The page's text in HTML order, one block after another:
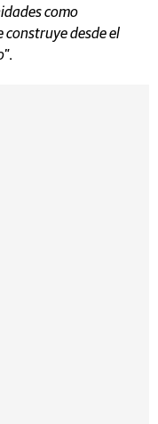
como
construye desde el
.